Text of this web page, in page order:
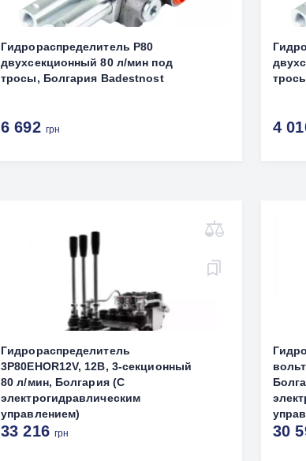
Гидрораспределитель Р80
двухсекционный 80 л/мин под
тросы, Болгария Badestnost
6 692 грн 4
Гидрораспределитель
3P80EHOR12V, 12В, 3-секционный
80 л/мин, Болгария (С
электрогидравлическим
управлением)
33 216грн 30